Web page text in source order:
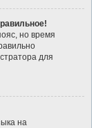
но время
для
на